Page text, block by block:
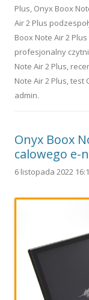
Plus, Onyx Boox
Air 2 Plus
Boox Note Air 2
profesjonalny
Note Air 2 Plus,
Note Air 2 Plus,test
admin.
Onyx Boox
calowego e-
6 listopada 2022